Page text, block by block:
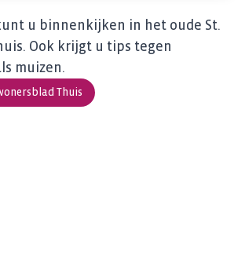
u binnenkijken in het oude St.
Ook krijgt u tips tegen
muizen.
Thuis